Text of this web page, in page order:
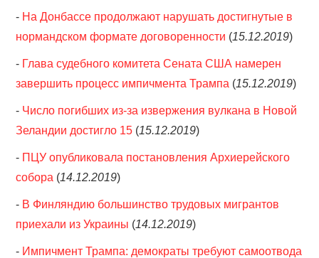
- На Донбассе продолжают нарушать достигнутые в
нормандском формате договоренности (15.12.2019)
- Глава судебного комитета Сената США намерен
завершить процесс импичмента Трампа (15.12.2019)
- Число погибших из-за извержения вулкана в Новой
Зеландии достигло 15 (15.12.2019)
- ПЦУ опубликовала постановления Архиерейского
собора (14.12.2019)
- В Финляндию большинство трудовых мигрантов
приехали из Украины (14.12.2019)
- Импичмент Трампа: демократы требуют самоотвода